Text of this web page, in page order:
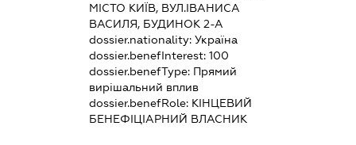
МІСТО КИЇВ, ВУЛ.ІВАНИСА
ВАСИЛЯ, БУДИНОК 2-А
dossier.nationality: Україна
dossier.benefInterest: 100
dossier.benefType: Прямий
вирішальний вплив
dossier.benefRole: КІНЦЕВИЙ
БЕНЕФІЦІАРНИЙ ВЛАСНИК